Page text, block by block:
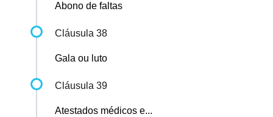
Abono de faltas
Cláusula 38
Gala ou luto
Cláusula 39
Atestados médicos e...